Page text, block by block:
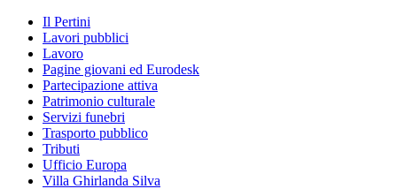
Il Pertini
Lavori pubblici
Lavoro
Pagine giovani ed Eurodesk
Partecipazione attiva
Patrimonio culturale
Servizi funebri
Trasporto pubblico
Tributi
Ufficio Europa
Villa Ghirlanda Silva